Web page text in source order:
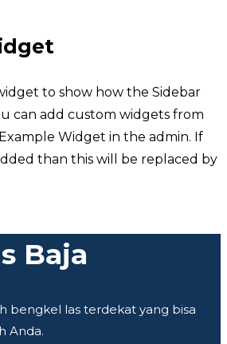
to show how the Sidebar
can add custom widgets from
Widget in the admin. If
than this will be replaced by
Baja
bengkel las terdekat yang bisa
Anda.